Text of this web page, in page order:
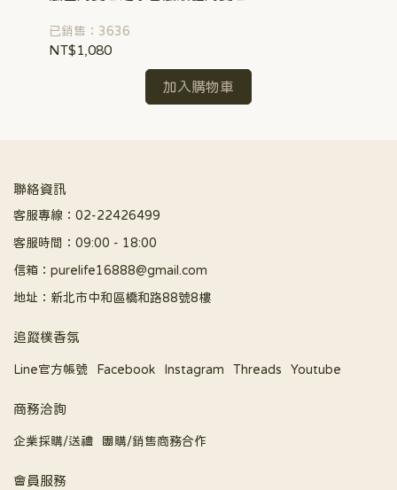
已銷售：3636
NT$1,080
加入購物車
聯絡資訊
客服專線：02-22426499
客服時間：09:00 - 18:00
信箱：purelife16888@gmail.com
地址：新北市中和區橋和路88號8樓
追蹤樸香氛
Line官方帳號 Facebook Instagram Threads Youtube
商務洽詢
企業採購/送禮 團購/銷售商務合作
會員服務